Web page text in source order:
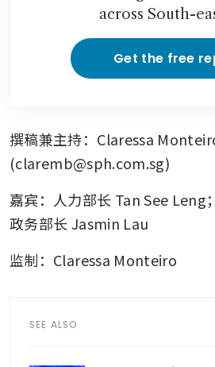
across South-
Get the free
撰稿兼主持：Claressa
(claremb@sph.com.sg)
嘉宾：人力部长 Tan See Leng
政务部长 Jasmin Lau
监制：Claressa Monteiro
SEE ALSO